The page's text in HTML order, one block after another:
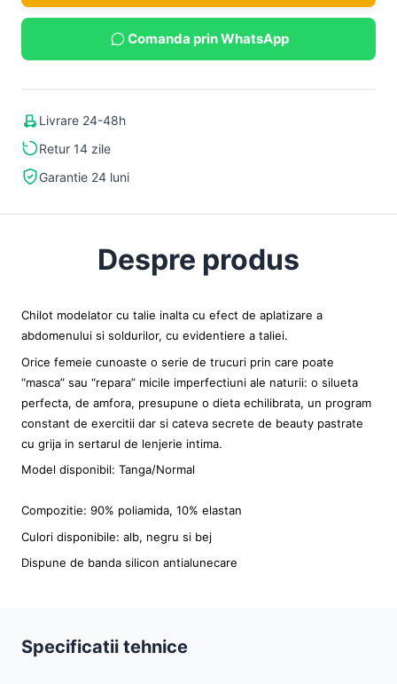
Comanda prin WhatsApp
Livrare 24-48h
Retur 14 zile
Garantie 24 luni
Despre produs
Chilot modelator cu talie inalta cu efect de aplatizare a
abdomenului si soldurilor, cu evidentiere a taliei.
Orice femeie cunoaste o serie de trucuri prin care poate
“masca” sau “repara” micile imperfectiuni ale naturii: o silueta
perfecta, de amfora, presupune o dieta echilibrata, un program
constant de exercitii dar si cateva secrete de beauty pastrate
cu grija in sertarul de lenjerie intima.
Model disponibil: Tanga/Normal
Compozitie: 90% poliamida, 10% elastan
Culori disponibile: alb, negru si bej
Dispune de banda silicon antialunecare
Specificatii tehnice